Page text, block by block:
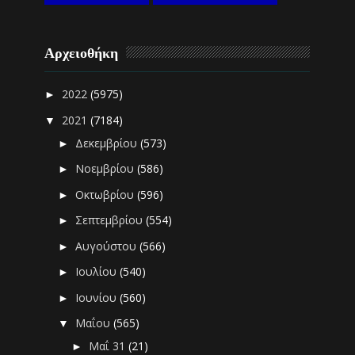
Αρχειοθήκη
► 2022(5975)
▼ 2021(7184)
► Δεκεμβρίου(573)
► Νοεμβρίου(586)
►Οκτωβρίου(596)
► Σεπτεμβρίου(554)
►Αυγούστου(566)
► Ιουλίου(540)
► Ιουνίου(560)
▼ Μαΐου(565)
► Μαΐ 31(21)